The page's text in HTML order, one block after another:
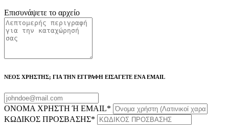
Επισυνάψετε το αρχείο
ΝΕΟΣ ΧΡΗΣΤΗΣ; ΓΙΑ ΤΗΝ ΕΓΓΡΑΦΗ ΕΙΣΑΓΕΤΕ ΕΝΑ EMAIL
ΟΝΟΜΑ ΧΡΗΣΤΗ Ή EMAIL*
ΚΩΔΙΚΟΣ ΠΡΟΣΒΑΣΗΣ*